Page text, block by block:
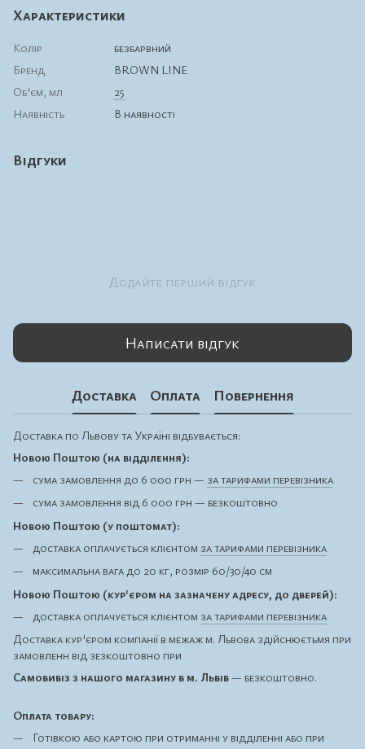
Характеристики
Колір
безбарвний
Бренд
BROWN LINE
Об'єм, мл
25
Наявність
В наявності
Відгуки
Додайте перший відгук
Написати відгук
Доставка Оплата Повернення
Доставка по Львову та Україні відбувається:
Новою Поштою (на відділення):
сума замовлення до 6 000 грн — за тарифами перевізника
сума замовлення від 6 000 грн — безкоштовно
Новою Поштою (у поштомат):
доставка оплачується клієнтом за тарифами перевізника
максимальна вага до 20 кг, розмір 60/30/40 см
Новою Поштою (кур'єром на зазначену адресу, до дверей):
доставка оплачується клієнтом за тарифами перевізника
Доставка кур'єром компанії в межаж м. Львова здійснюєтьмя при
замовленн від зезкоштовно при
Самовивіз з нашого магазину в м. Львів— безкоштовно.
Оплата товару:
Готівкою або картою при отриманні у відділенні або при